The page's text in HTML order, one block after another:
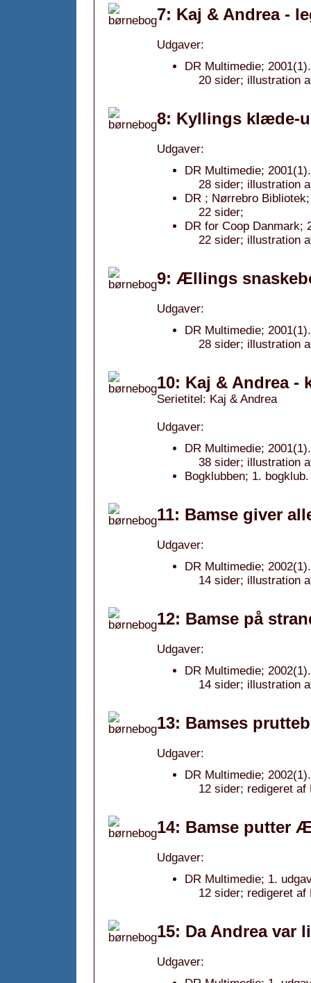
7: Kaj & Andrea -
Udgaver:
DR Multimedie; 2001(1).
20 sider; illustration
8: Kyllings klæde-
Udgaver:
DR Multimedie; 2001(1).
28 sider; illustration
DR ; Nørrebro
22 sider;
DR for Coop Danmark;
22 sider; illustration
9: Ællings
Udgaver:
DR Multimedie; 2001(1).
28 sider; illustration
10: Kaj & Andrea -
Serietitel: Kaj & Andrea
Udgaver:
DR Multimedie; 2001(1).
38 sider; illustration
Bogklubben; 1.
11: Bamse giver
Udgaver:
DR Multimedie; 2002(1).
14 sider; illustration
12: Bamse på
Udgaver:
DR Multimedie; 2002(1).
14 sider; illustration
13: Bamses
Udgaver:
DR Multimedie; 2002(1).
12 sider; redigeret
14: Bamse putter
Udgaver:
DR Multimedie; 1.
12 sider; redigeret
15: Da Andrea var
Udgaver: